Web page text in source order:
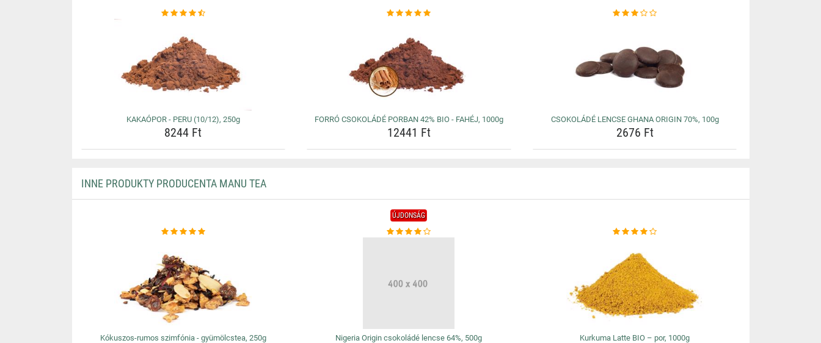
KAKAÓPOR - PERU (10/12), 250g
8244 Ft
FORRÓ CSOKOLÁDÉ PORBAN 42% BIO - FAHÉJ, 1000g
12441 Ft
CSOKOLÁDÉ LENCSE GHANA ORIGIN 70%, 100g
2676 Ft
INNE PRODUKTY PRODUCENTA MANU TEA
Kókuszos-rumos szimfónia - gyümölcstea, 250g
ÚJDONSÁG
Nigeria Origin csokoládé lencse 64%, 500g Kurkuma Latte BIO – por, 1000g